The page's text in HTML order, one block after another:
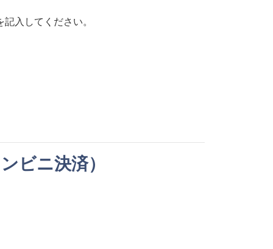
入してください。
ビニ決済）